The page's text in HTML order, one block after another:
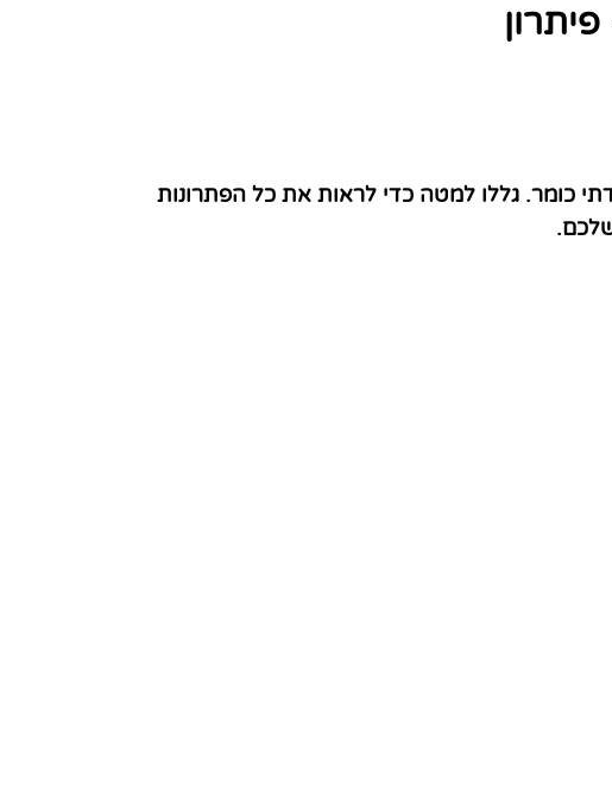
כומר. גללו למטה כדי לראות את כל הפתרונות